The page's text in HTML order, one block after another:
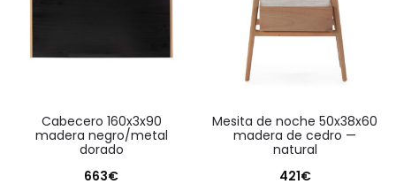
cabecero 160x3x90
madera negro/metal
dorado
663€
mesita de noche 50x38x60
madera de cedro —
natural
421€